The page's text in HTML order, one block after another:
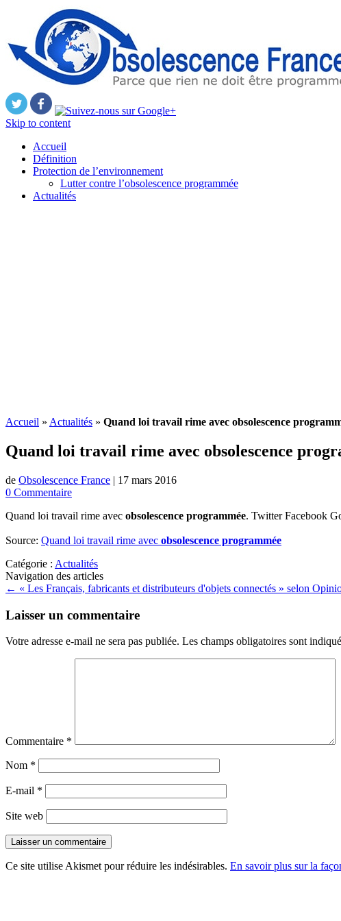
Skip to content
Accueil
Définition
Protection de l’environnement
Lutter contre l’obsolescence programmée
Actualités
Accueil » Actualités » Quand loi travail rime avec obsolescence
Quand loi travail rime avec obsolescence
de Obsolescence France | 17 mars 2016
0 Commentaire
Quand loi travail rime avec obsolescence programmée. Twitter Facebook
Source: Quand loi travail rime avec obsolescence programmée
Catégorie : Actualités
Navigation des articles
← « Les Français, fabricants et distributeurs d'objets connectés » selon
Laisser un commentaire
Votre adresse e-mail ne sera pas publiée. Les champs obligatoires sont
Commentaire *
Nom *
E-mail *
Site web
Ce site utilise Akismet pour réduire les indésirables. En savoir plus sur la